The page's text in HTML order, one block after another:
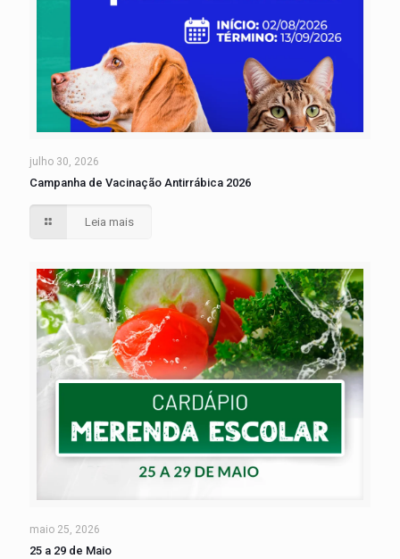
julho 30, 2026
Campanha de Vacinação Antirrábica 2026
Leia mais
maio 25, 2026
25 a 29 de Maio